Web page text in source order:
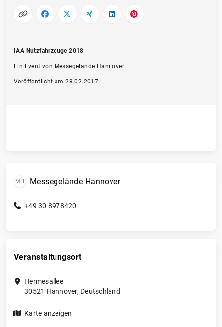
IAA Nutzfahrzeuge 2018
Ein Event von Messegelände Hannover
Veröffentlicht am 28.02.2017
MH Messegelände Hannover
+49 30 8978420
Veranstaltungsort
Hermesallee
30521 Hannover, Deutschland
Karte anzeigen